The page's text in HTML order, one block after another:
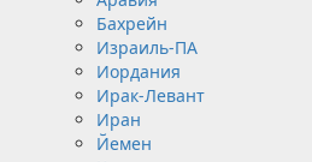
Бахрейн
Израиль-ПА
Иордания
Ирак-Левант
Иран
Йемен